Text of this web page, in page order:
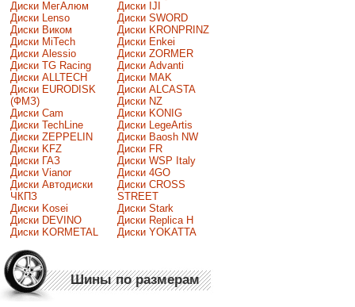
Диски МегАлюм
Диски Lenso
Диски Виком
Диски MiTech
Диски Alessio
Диски TG Racing
Диски ALLTECH
Диски EURODISK
(ФМЗ)
Диски Cam
Диски TechLine
Диски ZEPPELIN
Диски KFZ
Диски ГАЗ
Диски Vianor
Диски Автодиски
ЧКПЗ
Диски Kosei
Диски DEVINO
Диски KORMETAL
Диски IJI
Диски SWORD
Диски KRONPRINZ
Диски Enkei
Диски ZORMER
Диски Advanti
Диски MAK
Диски ALCASTA
Диски NZ
Диски KONIG
Диски LegeArtis
Диски Baosh NW
Диски FR
Диски WSP Italy
Диски 4GO
Диски CROSS
STREET
Диски Stark
Диски Replica H
Диски YOKATTA
Шины по размерам